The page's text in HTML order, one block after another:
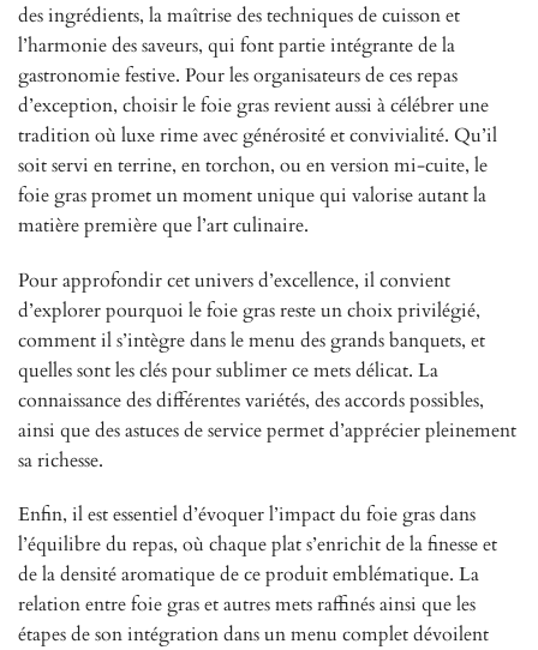
des ingrédients, la maîtrise des techniques de cuisson et
l’harmonie des saveurs, qui font partie intégrante de la
gastronomie festive. Pour les organisateurs de ces repas
d’exception, choisir le foie gras revient aussi à célébrer une
tradition où luxe rime avec générosité et convivialité. Qu’il
soit servi en terrine, en torchon, ou en version mi-cuite, le
foie gras promet un moment unique qui valorise autant la
matière première que l’art culinaire.
Pour approfondir cet univers d’excellence, il convient
d’explorer pourquoi le foie gras reste un choix privilégié,
comment il s’intègre dans le menu des grands banquets, et
quelles sont les clés pour sublimer ce mets délicat. La
connaissance des différentes variétés, des accords possibles,
ainsi que des astuces de service permet d’apprécier pleinement
sa richesse.
Enfin, il est essentiel d’évoquer l’impact du foie gras dans
l’équilibre du repas, où chaque plat s’enrichit de la finesse et
de la densité aromatique de ce produit emblématique. La
relation entre foie gras et autres mets raffinés ainsi que les
étapes de son intégration dans un menu complet dévoilent